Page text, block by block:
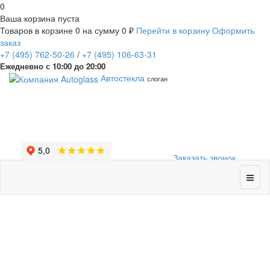
0
Ваша корзина пуста
Товаров в корзине 0 на сумму 0 ₽ Перейти в корзину Оформить
заказ
+7 (495) 762-50-26 / +7 (495) 106-63-31
Ежедневно с 10:00 до 20:00
Заказать звонок
Автостекла слоган